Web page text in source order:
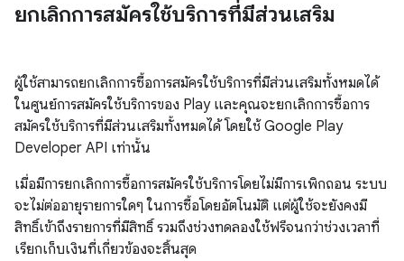
ยกเลิกการสมัครใช้บริการที่มีส่วนเสริม
ผู้ใช้สามารถยกเลิกการซื้อการสมัครใช้บริการที่มีส่วนเสริมทั้งหมดได้
ในศูนย์การสมัครใช้บริการของ Play และคุณจะยกเลิกการซื้อการ
สมัครใช้บริการที่มีส่วนเสริมทั้งหมดได้ โดยใช้ Google Play
Developer API เท่านั้น
เมื่อมีการยกเลิกการซื้อการสมัครใช้บริการโดยไม่มีการเพิกถอน ระบบ
จะไม่ต่ออายุรายการใดๆ ในการซื้อโดยอัตโนมัติ แต่ผู้ใช้จะยังคงมี
สิทธิ์เข้าถึงรายการที่มีสิทธิ์ รวมถึงช่วงทดลองใช้ฟรีจนกว่าช่วงเวลาที่
เรียกเก็บเงินที่เกี่ยวข้องจะสิ้นสุด